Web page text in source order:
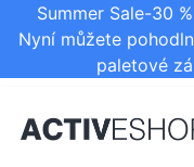
Summer Sale-30
Nyní můžete
paletové